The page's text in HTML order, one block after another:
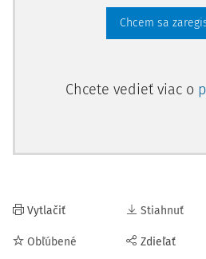
Chcem sa
Chcete vedieť viac o
Vytlačiť
Obľúbené
Stiahnuť
Zdieľať